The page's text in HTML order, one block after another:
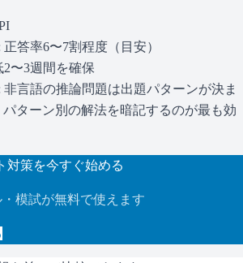
正答率6〜7割程度（目安）
〜3週間を確保
非言語の推論問題は出題パターンが決ま
ターン別の解法を暗記するのが最も効
対策を今すぐ始める
模試が無料で使えます